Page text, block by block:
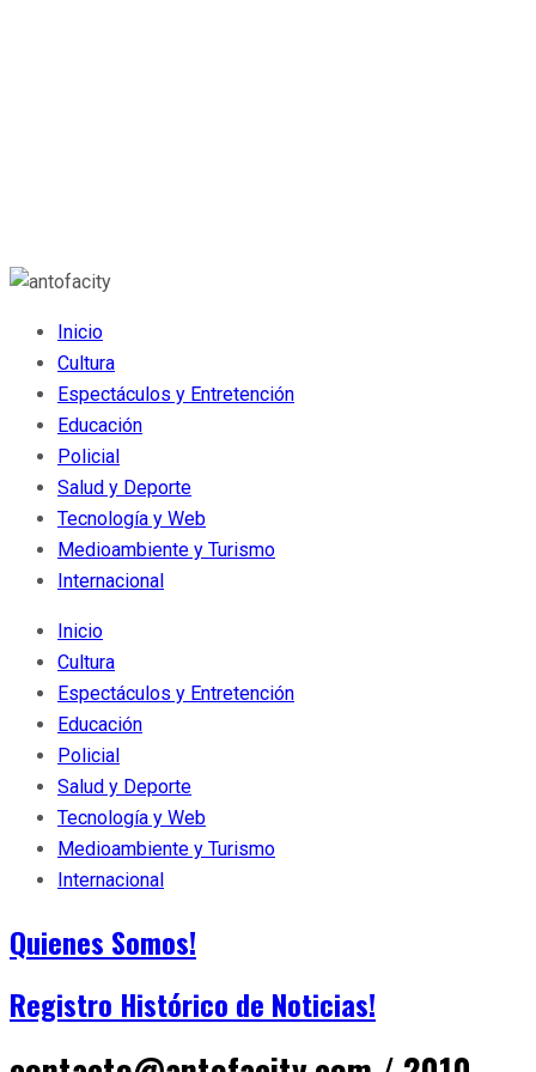
Inicio
Cultura
Espectáculos y Entretención
Educación
Policial
Salud y Deporte
Tecnología y Web
Medioambiente y Turismo
Internacional
Inicio
Cultura
Espectáculos y Entretención
Educación
Policial
Salud y Deporte
Tecnología y Web
Medioambiente y Turismo
Internacional
Quienes Somos!
Registro Histórico de Noticias!